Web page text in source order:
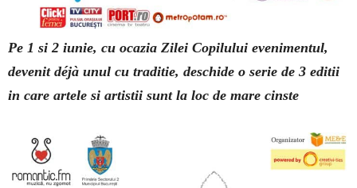
Pe 1 si 2 iunie, cu ocazia Zilei Copilului evenimentul,
devenit déjà unul cu traditie, deschide o serie de 3 editii
in care artele si artistii sunt la loc de mare cinste